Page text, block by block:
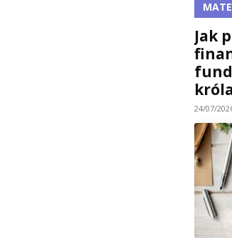
Jak
24/07/